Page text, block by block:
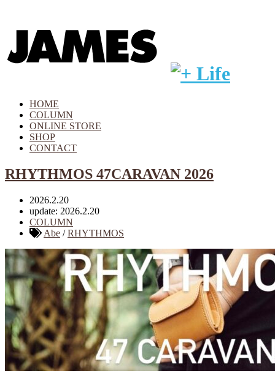
HOME
COLUMN
ONLINE STORE
SHOP
CONTACT
RHYTHMOS 47CARAVAN 2026
2026.2.20
update: 2026.2.20
COLUMN
Abe /RHYTHMOS